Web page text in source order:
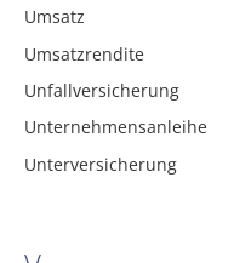
Umsatz
Umsatzrendite
Unfallversicherung
Unternehmensanleihe
Unterversicherung